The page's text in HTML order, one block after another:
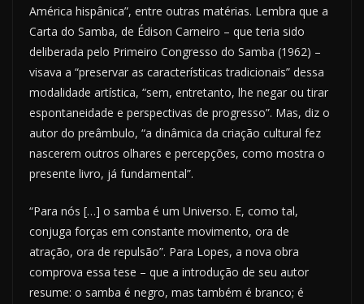
América hispânica”, entre outras matérias. Lembra que a
Carta do Samba, de Édison Carneiro – que teria sido
deliberada pelo Primeiro Congresso do Samba (1962) –
visava a “preservar as características tradicionais” dessa
modalidade artística, “sem, entretanto, lhe negar ou tirar
espontaneidade e perspectivas de progresso”. Mas, diz o
autor do preâmbulo, “a dinâmica da criação cultural fez
nascerem outros olhares e percepções, como mostra o
presente livro, já fundamental”.
“Para nós […] o samba é um Universo. E, como tal,
conjuga forças em constante movimento, ora de
atração, ora de repulsão”. Para Lopes, a nova obra
comprova essa tese – que a introdução de seu autor
resume: o samba é negro, mas também é branco; é